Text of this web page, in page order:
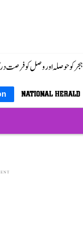
ہجر کو حوصلہ اور وصل کو فرصت